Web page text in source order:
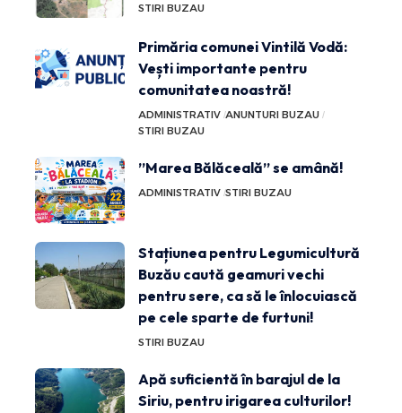
STIRI BUZAU
Primăria comunei Vintilă Vodă:
Vești importante pentru
comunitatea noastră!
ADMINISTRATIV ANUNTURI BUZAU
STIRI BUZAU
”Marea Bălăceală” se amână!
ADMINISTRATIV STIRI BUZAU
Stațiunea pentru Legumicultură
Buzău caută geamuri vechi
pentru sere, ca să le înlocuiască
pe cele sparte de furtuni!
STIRI BUZAU
Apă suficientă în barajul de la
Siriu, pentru irigarea culturilor!